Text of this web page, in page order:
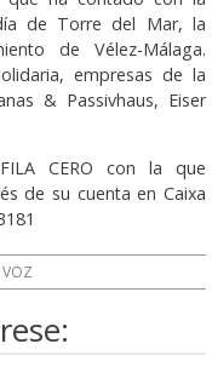
de Torre del Mar, la
de Vélez-Málaga.
empresas de la
& Passivhaus, Eiser
CERO con la que
de su cuenta en Caixa
VOZ